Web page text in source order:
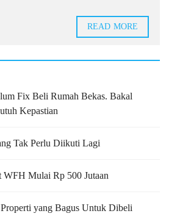
READ MORE
Fix Beli Rumah Bekas. Bakal
Kepastian
Tak Perlu Diikuti Lagi
Mulai Rp 500 Jutaan
yang Bagus Untuk Dibeli